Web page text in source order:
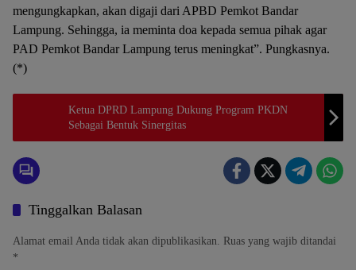
mengungkapkan, akan digaji dari APBD Pemkot Bandar
Lampung. Sehingga, ia meminta doa kepada semua pihak agar
PAD Pemkot Bandar Lampung terus meningkat”. Pungkasnya.
(*)
Ketua DPRD Lampung Dukung Program PKDN
Sebagai Bentuk Sinergitas
Tinggalkan Balasan
Alamat email Anda tidak akan dipublikasikan. Ruas yang wajib ditandai
*